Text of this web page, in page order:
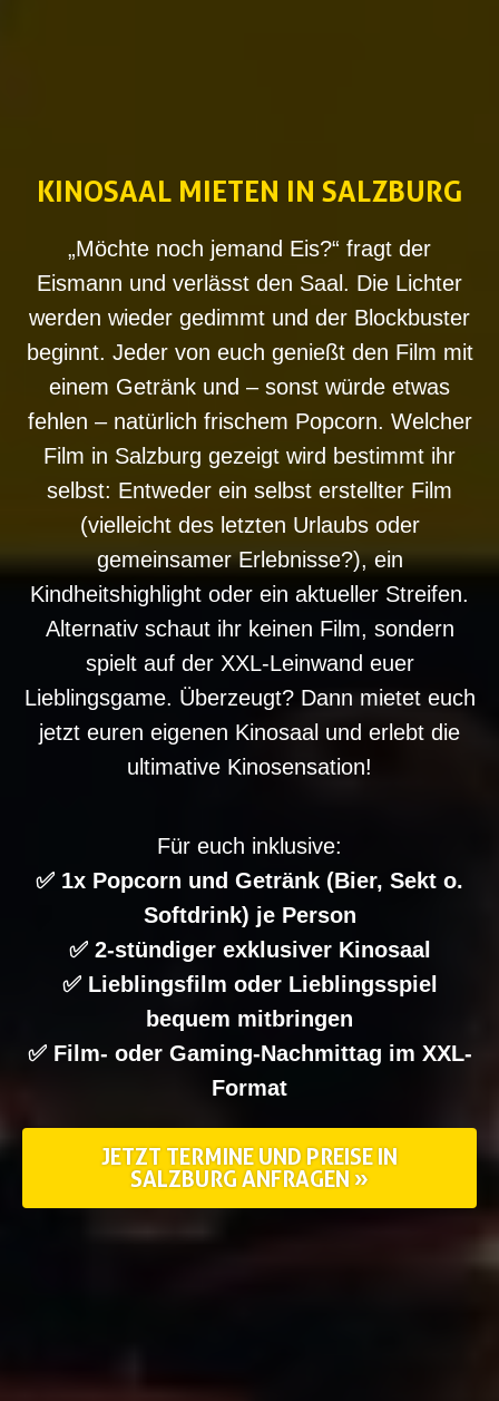
KINOSAAL MIETEN IN SALZBURG
„Möchte noch jemand Eis?“ fragt der
Eismann und verlässt den Saal. Die Lichter
werden wieder gedimmt und der Blockbuster
beginnt. Jeder von euch genießt den Film mit
einem Getränk und – sonst würde etwas
fehlen – natürlich frischem Popcorn. Welcher
Film in Salzburg gezeigt wird bestimmt ihr
selbst: Entweder ein selbst erstellter Film
(vielleicht des letzten Urlaubs oder
gemeinsamer Erlebnisse?), ein
Kindheitshighlight oder ein aktueller Streifen.
Alternativ schaut ihr keinen Film, sondern
spielt auf der XXL-Leinwand euer
Lieblingsgame. Überzeugt? Dann mietet euch
jetzt euren eigenen Kinosaal und erlebt die
ultimative Kinosensation!
Für euch inklusive:
✅ 1x Popcorn und Getränk (Bier, Sekt o.
Softdrink) je Person
✅ 2-stündiger exklusiver Kinosaal
✅ Lieblingsfilm oder Lieblingsspiel
bequem mitbringen
✅ Film- oder Gaming-Nachmittag im XXL-
Format
JETZT TERMINE UND PREISE IN
SALZBURG ANFRAGEN »